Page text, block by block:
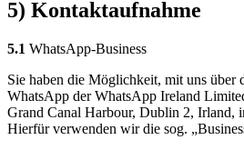
5) Kontaktaufnahme
5.1 WhatsApp-Business
Sie haben die Möglichkeit, mit uns über
WhatsApp der WhatsApp Ireland
Grand Canal Harbour, Dublin 2, Irland,
Hierfür verwenden wir die sog.